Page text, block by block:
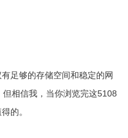
足够的存储空间和稳定的网
相信我，当你浏览完这5108
的。